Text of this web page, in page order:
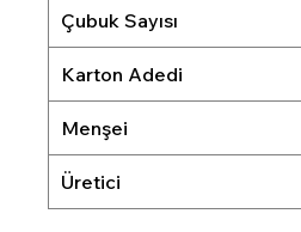
Çubuk Sayısı
Karton Adedi
Menşei
Üretici